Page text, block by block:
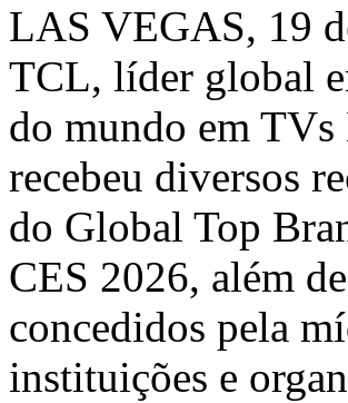
LAS VEGAS, 19
TCL, líder global
do mundo em
recebeu diversos
do Global Top
CES 2026, além
concedidos pela
instituições e